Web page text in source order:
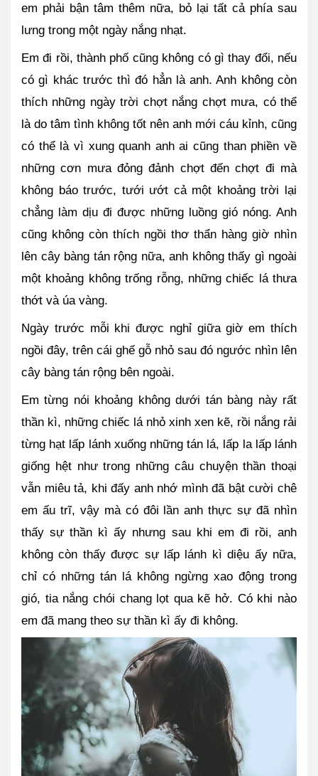
em phải bận tâm thêm nữa, bỏ lại tất cả phía sau
lưng trong một ngày nắng nhạt.
Em đi rồi, thành phố cũng không có gì thay đổi, nếu
có gì khác trước thì đó hẳn là anh. Anh không còn
thích những ngày trời chợt nắng chợt mưa, có thể
là do tâm tình không tốt nên anh mới cáu kỉnh, cũng
có thể là vì xung quanh anh ai cũng than phiền về
những cơn mưa đỏng đảnh chợt đến chợt đi mà
không báo trước, tưới ướt cả một khoảng trời lại
chẳng làm dịu đi được những luồng gió nóng. Anh
cũng không còn thích ngồi thơ thẩn hàng giờ nhìn
lên cây bàng tán rộng nữa, anh không thấy gì ngoài
một khoảng không trống rỗng, những chiếc lá thưa
thớt và úa vàng.
Ngày trước mỗi khi được nghỉ giữa giờ em thích
ngồi đây, trên cái ghế gỗ nhỏ sau đó ngước nhìn lên
cây bàng tán rộng bên ngoài.
Em từng nói khoảng không dưới tán bàng này rất
thần kì, những chiếc lá nhỏ xinh xen kẽ, rồi nắng rải
từng hạt lấp lánh xuống những tán lá, lấp la lấp lánh
giống hệt như trong những câu chuyện thần thoại
vẫn miêu tả, khi đấy anh nhớ mình đã bật cười chê
em ấu trĩ, vậy mà có đôi lần anh thực sự đã nhìn
thấy sự thần kì ấy nhưng sau khi em đi rồi, anh
không còn thấy được sự lấp lánh kì diệu ấy nữa,
chỉ có những tán lá không ngừng xao động trong
gió, tia nắng chói chang lọt qua kẽ hở. Có khi nào
em đã mang theo sự thần kì ấy đi không.